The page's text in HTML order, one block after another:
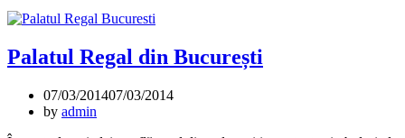
Palatul Regal din București
07/03/201407/03/2014
by admin